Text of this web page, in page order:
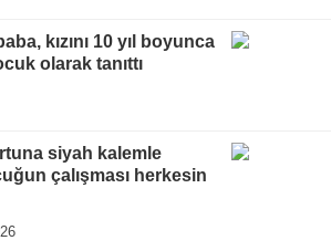
kızını 10 yıl boyunca
olarak tanıttı
siyah kalemle
çalışması herkesin